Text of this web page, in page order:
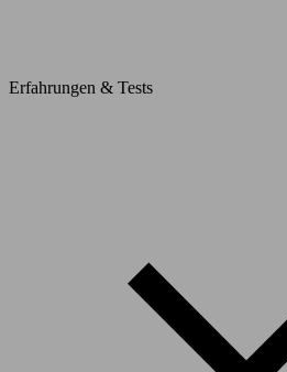
Erfahrungen & Tests